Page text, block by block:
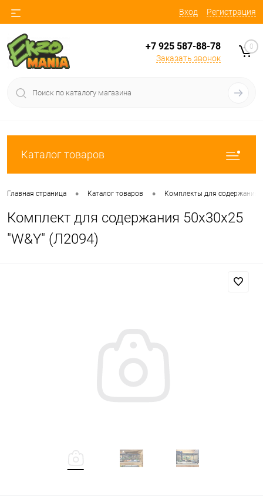
Вход Регистрация
+7 925 587-88-78
Заказать звонок
0
Каталог товаров
Главная страница • Каталог товаров • Комплекты для содержания
Комплект для содержания 50х30х25
"W&Y" (Л2094)